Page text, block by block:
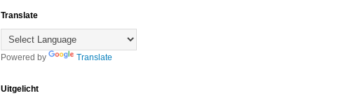
Translate
Powered by Translate
Uitgelicht